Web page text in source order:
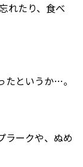
れたり、食べ
たというか…。
ラークや、ぬめ